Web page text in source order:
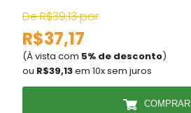
De R$39,13 por
R$37,17
(À vista com 5% de desconto)
ou R$39,13em 10x sem juros
COMPRAR